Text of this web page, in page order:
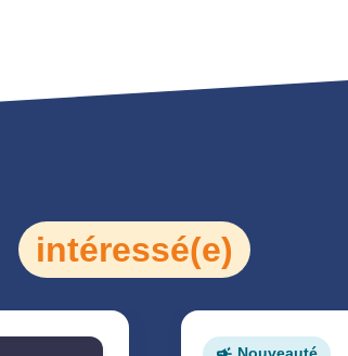
intéressé(e)